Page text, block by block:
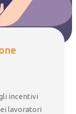
incentivi
lavoratori